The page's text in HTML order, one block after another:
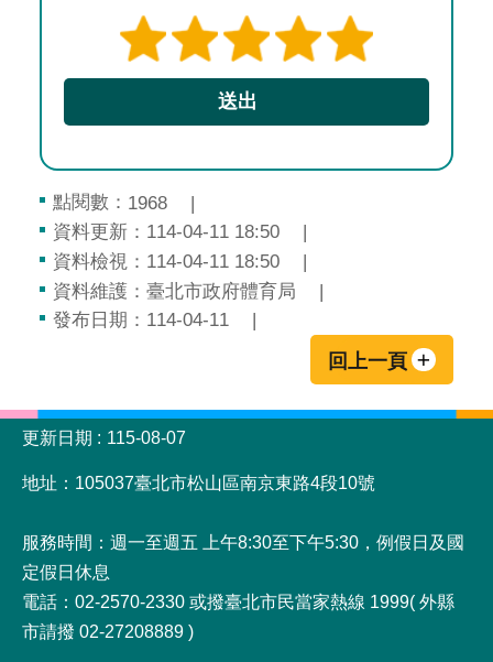
點閱數： 1968
資料更新：114-04-11 18:50
資料檢視：114-04-11 18:50
資料維護：臺北市政府體育局
發布日期：114-04-11
回上一頁
:::
更新日期
115-08-07
地址：105037臺北市松山區南京東路4段10號
服務時間：週一至週五 上午8:30至下午5:30，例假日及國
定假日休息
電話：02-2570-2330 或撥臺北市民當家熱線 1999( 外縣
市請撥 02-27208889 )